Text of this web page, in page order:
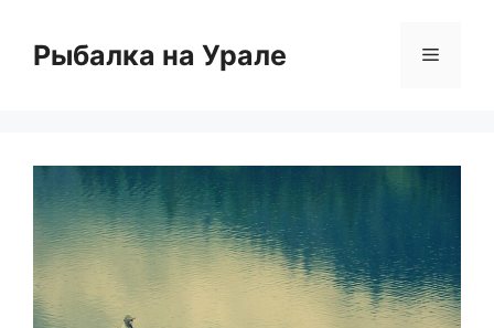
содержимому
Рыбалка на Урале Меню